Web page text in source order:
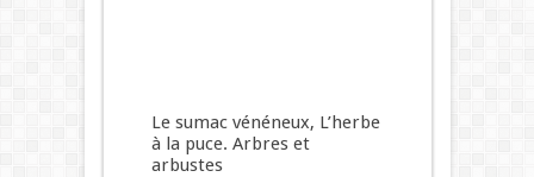
Le sumac vénéneux, L’herbe
à la puce. Arbres et
arbustes